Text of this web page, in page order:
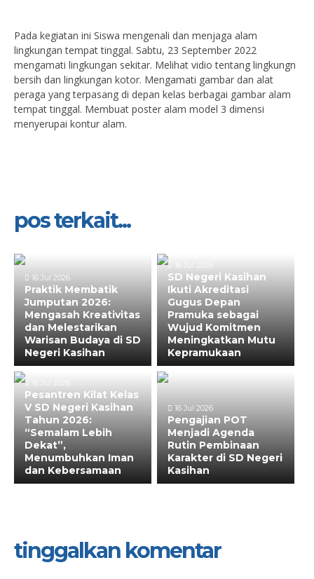
Pada kegiatan ini Siswa mengenali dan menjaga alam
lingkungan tempat tinggal. Sabtu, 23 September 2022
mengamati lingkungan sekitar. Melihat vidio tentang lingkungn
bersih dan lingkungan kotor. Mengamati gambar dan alat
peraga yang terpasang di depan kelas berbagai gambar alam
tempat tinggal. Membuat poster alam model 3 dimensi
menyerupai kontur alam.
pos terkait...
16 Jul 2026
Praktik Membatik
Jumputan 2026:
Mengasah Kreativitas
dan Melestarikan
Warisan Budaya di SD
Negeri Kasihan
16 Jul 2026
SD Negeri Kasihan
Ikuti Akreditasi
Gugus Depan
Pramuka sebagai
Wujud Komitmen
Meningkatkan Mutu
Kepramukaan
16 Jul 2026
Pesantren Kilat Kelas
V SD Negeri Kasihan
Tahun 2026:
“Semalam Lebih
Dekat”,
Menumbuhkan Iman
dan Kebersamaan
16 Jul 2026
Pengajian POT
Menjadi Agenda
Rutin Pembinaan
Karakter di SD Negeri
Kasihan
tinggalkan komentar